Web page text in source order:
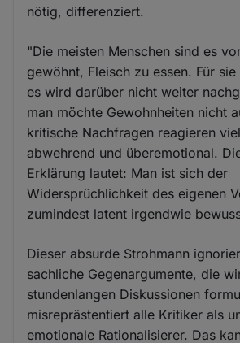
nötig, differenziert.
"Die meisten Menschen sind es
gewöhnt, Fleisch zu essen. Für
es wird darüber nicht weiter
man möchte Gewohnheiten nicht
kritische Nachfragen reagieren
abwehrend und überemotional.
Erklärung lautet: Man ist sich der
Widersprüchlichkeit des eigenen
zumindest latent irgendwie
Dieser absurde Strohmann
sachliche Gegenargumente, die
stundenlangen Diskussionen
misreprästentiert alle Kritiker als
emotionale Rationalisierer. Das